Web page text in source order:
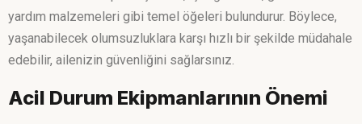
yardım malzemeleri gibi temel öğeleri bulundurur. Böylece,
yaşanabilecek olumsuzluklara karşı hızlı bir şekilde müdahale
edebilir, ailenizin güvenliğini sağlarsınız.
Acil Durum Ekipmanlarının Önemi